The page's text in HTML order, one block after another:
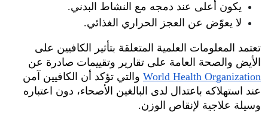
يكون أعلى عند دمجه مع النشاط البدني.
لا يعوّض عن العجز الحراري الغذائي.
الأيض والصحة العامة على تقارير وتقييمات صادرة عن
World Health Organization
وسيلة علاجية لإنقاص الوزن.